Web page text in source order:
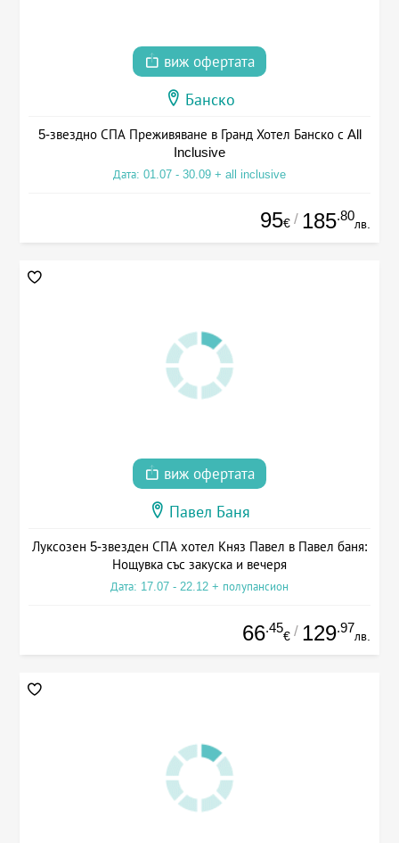
виж офертата
Банско
5-звездно СПА Преживяване в Гранд Хотел Банско с All
Inclusive
Дата: 01.07 - 30.09 + all inclusive
95€ / 185.80
лв.
виж офертата
Павел Баня
Луксозен 5-звезден СПА хотел Княз Павел в Павел баня:
Нощувка със закуска и вечеря
Дата: 17.07 - 22.12 + полупансион
66.45
€ / 129.97
лв.